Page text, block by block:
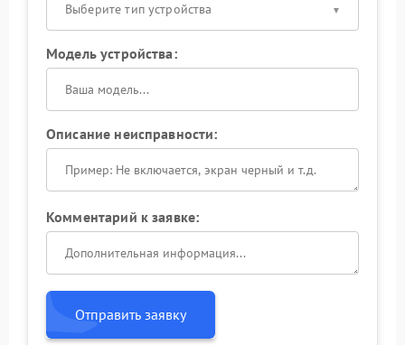
Выберите тип устройства
Модель устройства:
Описание неисправности:
Комментарий к заявке:
Отправить заявку